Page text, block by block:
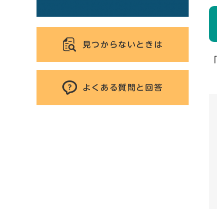
見つからないときは
よくある質問と回答